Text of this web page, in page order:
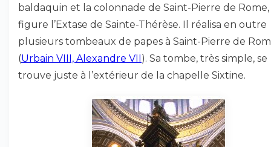
baldaquin et la colonnade de Saint-Pierre de Rome,
figure l’Extase de Sainte-Thérèse. Il réalisa en outre
plusieurs tombeaux de papes à Saint-Pierre de
(Urbain VIII, Alexandre VII). Sa tombe, très simple, se
trouve juste à l’extérieur de la chapelle Sixtine.